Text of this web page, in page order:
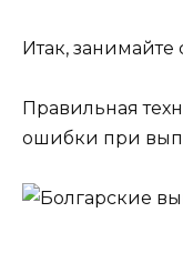
Итак,
Правильная
ошибки при